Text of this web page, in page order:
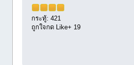
กระทู้: 421
ถูกใจกด Like+ 19